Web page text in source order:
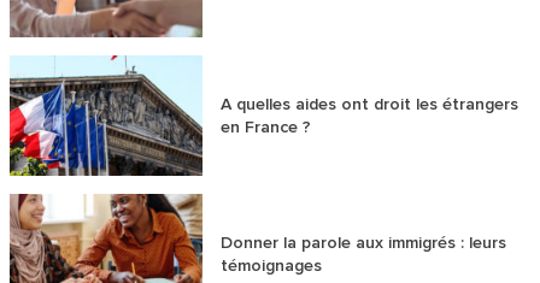
A quelles aides ont droit les étrangers
en France ?
Donner la parole aux immigrés : leurs
témoignages